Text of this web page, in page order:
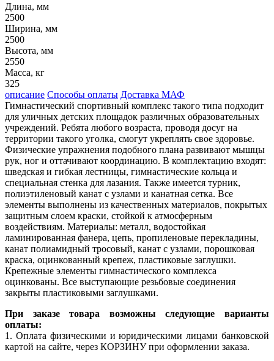
Длина, мм
2500
Ширина, мм
2500
Высота, мм
2550
Масса, кг
325
описание Способы оплаты Доставка МАФ
Гимнастический спортивный комплекс такого типа подходит
для уличных детских площадок различных образовательных
учреждений. Ребята любого возраста, проводя досуг на
территории такого уголка, смогут укреплять свое здоровье.
Физические упражнения подобного плана развивают мышцы
рук, ног и оттачивают координацию. В комплектацию входят:
шведская и гибкая лестницы, гимнастические кольца и
специальная стенка для лазания. Также имеется турник,
полиэтиленовый канат с узлами и канатная сетка. Все
элементы выполнены из качественных материалов, покрытых
защитным слоем краски, стойкой к атмосферным
воздействиям. Материалы: металл, водостойкая
ламинированная фанера, цепь, пропиленовые перекладины,
канат полиамидный тросовый, канат с узлами, порошковая
краска, оцинкованный крепеж, пластиковые заглушки.
Крепежные элементы гимнастического комплекса
оцинкованы. Все выступающие резьбовые соединения
закрыты пластиковыми заглушками.
При заказе товара возможны следующие варианты
оплаты:
1. Оплата физическими и юридическими лицами банковской
картой на сайте, через КОРЗИНУ при оформлении заказа.